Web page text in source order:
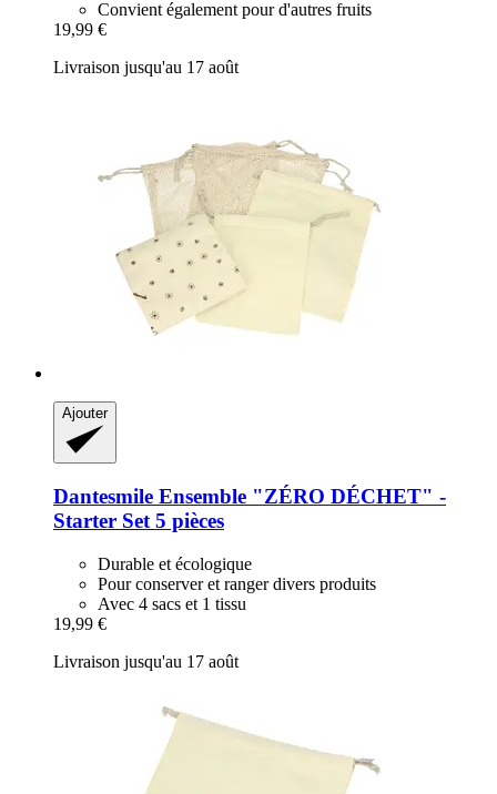
Convient également pour d'autres fruits
19,99 €
Livraison jusqu'au 17 août
Ajouter
Dantesmile Ensemble "ZÉRO DÉCHET" -​
Starter Set 5 pièces
Durable et écologique
Pour conserver et ranger divers produits
Avec 4 sacs et 1 tissu
19,99 €
Livraison jusqu'au 17 août